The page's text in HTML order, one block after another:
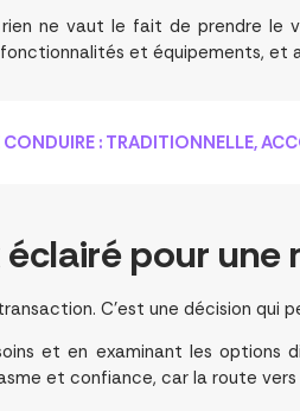
ne vaut le fait de prendre le
et équipements, et
: TRADITIONNELLE,
pour une
C’est une décision
et en examinant les options
et confiance, car la route